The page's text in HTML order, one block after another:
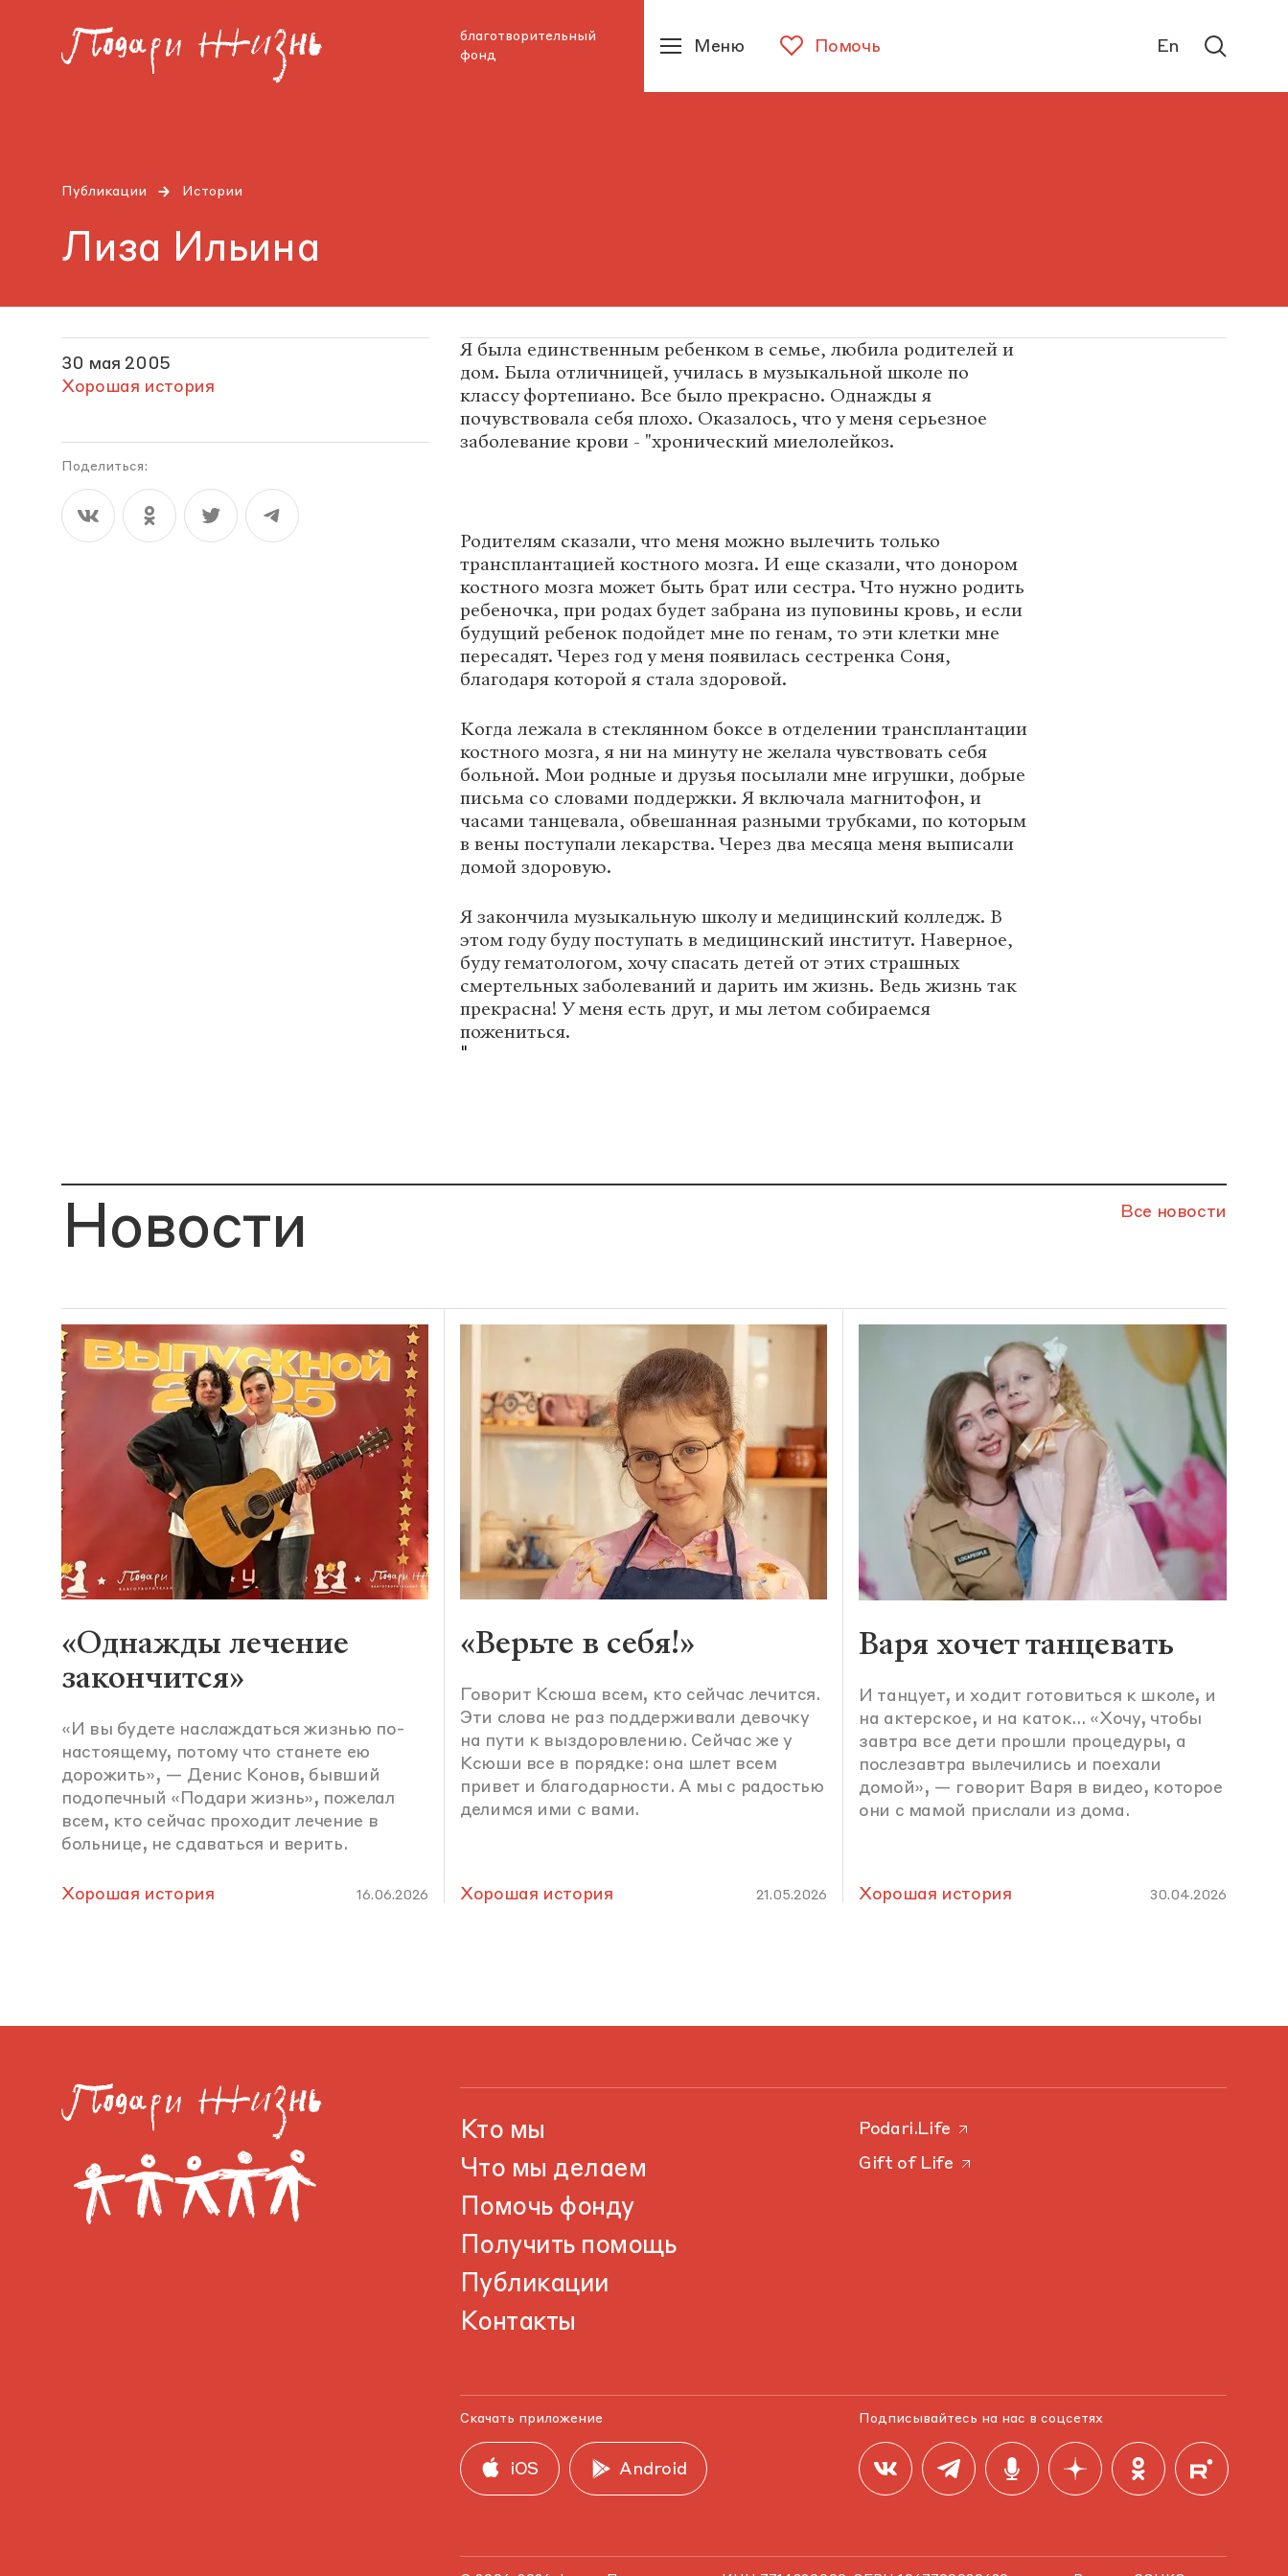
благотворительный
фонд
Помочь
Меню En
Публикации Истории
Лиза Ильина
30 мая 2005
Хорошая история
Поделиться:
Я была единственным ребенком в семье, любила родителей и
дом. Была отличницей, училась в музыкальной школе по
классу фортепиано. Все было прекрасно. Однажды я
почувствовала себя плохо. Оказалось, что у меня серьезное
заболевание крови - "хронический миелолейкоз.
Родителям сказали, что меня можно вылечить только
трансплантацией костного мозга. И еще сказали, что донором
костного мозга может быть брат или сестра. Что нужно родить
ребеночка, при родах будет забрана из пуповины кровь, и если
будущий ребенок подойдет мне по генам, то эти клетки мне
пересадят. Через год у меня появилась сестренка Соня,
благодаря которой я стала здоровой.
Когда лежала в стеклянном боксе в отделении трансплантации
костного мозга, я ни на минуту не желала чувствовать себя
больной. Мои родные и друзья посылали мне игрушки, добрые
письма со словами поддержки. Я включала магнитофон, и
часами танцевала, обвешанная разными трубками, по которым
в вены поступали лекарства. Через два месяца меня выписали
домой здоровую.
Я закончила музыкальную школу и медицинский колледж. В
этом году буду поступать в медицинский институт. Наверное,
буду гематологом, хочу спасать детей от этих страшных
смертельных заболеваний и дарить им жизнь. Ведь жизнь так
прекрасна! У меня есть друг, и мы летом собираемся
пожениться.
"
Новости Все новости
«Однажды лечение
закончится»
«И вы будете наслаждаться жизнью по-
настоящему, потому что станете ею
дорожить», — Денис Конов, бывший
подопечный «Подари жизнь», пожелал
всем, кто сейчас проходит лечение в
больнице, не сдаваться и верить.
Хорошая история 16.06.2026
«Верьте в себя!»
Говорит Ксюша всем, кто сейчас лечится.
Эти слова не раз поддерживали девочку
на пути к выздоровлению. Сейчас же у
Ксюши все в порядке: она шлет всем
привет и благодарности. А мы с радостью
делимся ими с вами.
Хорошая история 21.05.2026
Варя хочет танцевать
И танцует, и ходит готовиться к школе, и
на актерское, и на каток… «Хочу, чтобы
завтра все дети прошли процедуры, а
послезавтра вылечились и поехали
домой», — говорит Варя в видео, которое
они с мамой прислали из дома.
Хорошая история 30.04.2026
Кто мы
Что мы делаем
Помочь фонду
Получить помощь
Публикации
Контакты
Podari.Life
Gift of Life
Скачать приложение
iOS Android
Подписывайтесь на нас в соцсетях